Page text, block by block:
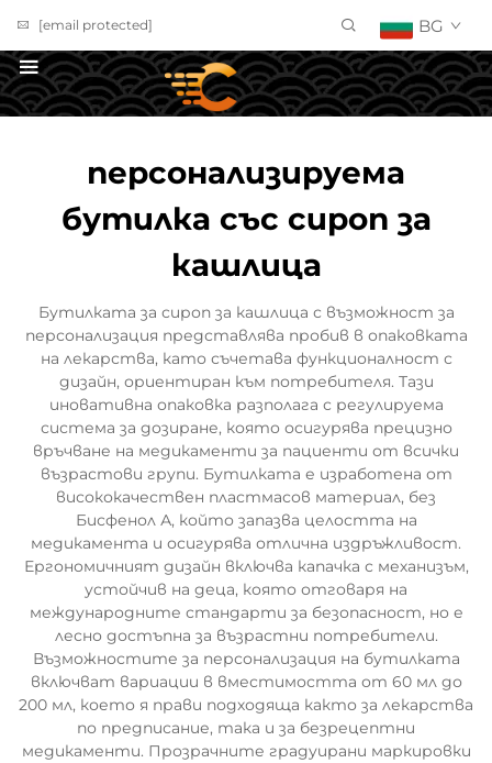
[email protected] BG
персонализируема
бутилка със сироп за
кашлица
Бутилката за сироп за кашлица с възможност за
персонализация представлява пробив в опаковката
на лекарства, като съчетава функционалност с
дизайн, ориентиран към потребителя. Тази
иновативна опаковка разполага с регулируема
система за дозиране, която осигурява прецизно
връчване на медикаменти за пациенти от всички
възрастови групи. Бутилката е изработена от
висококачествен пластмасов материал, без
Бисфенол А, който запазва целостта на
медикамента и осигурява отлична издръжливост.
Ергономичният дизайн включва капачка с механизъм,
устойчив на деца, която отговаря на
международните стандарти за безопасност, но е
лесно достъпна за възрастни потребители.
Възможностите за персонализация на бутилката
включват вариации в вместимостта от 60 мл до
200 мл, което я прави подходяща както за лекарства
по предписание, така и за безрецептни
медикаменти. Прозрачните градуирани маркировки